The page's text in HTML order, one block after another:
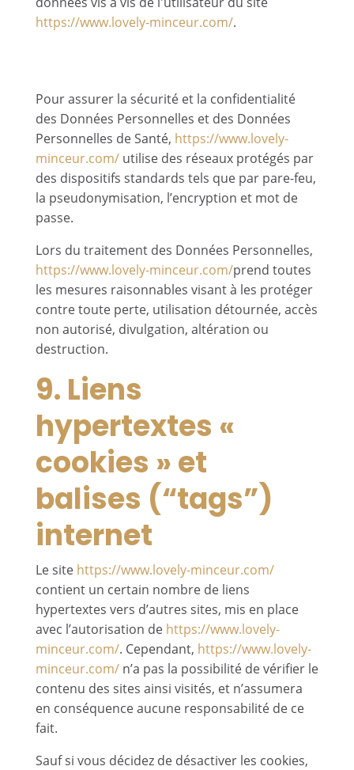
https://www.lovely-minceur.com/.
Pour assurer la sécurité et la confidentialité
des Données Personnelles et des Données
Personnelles de Santé, https://www.lovely-
minceur.com/ utilise des réseaux protégés par
des dispositifs standards tels que par pare-feu,
la pseudonymisation, l’encryption et mot de
passe.
Lors du traitement des Données Personnelles,
https://www.lovely-minceur.com/prend toutes
les mesures raisonnables visant à les protéger
contre toute perte, utilisation détournée, accès
non autorisé, divulgation, altération ou
destruction.
9. Liens
hypertextes «
cookies » et
balises (“tags”)
internet
Le site https://www.lovely-minceur.com/
contient un certain nombre de liens
hypertextes vers d’autres sites, mis en place
avec l’autorisation de https://www.lovely-
minceur.com/. Cependant, https://www.lovely-
minceur.com/ n’a pas la possibilité de vérifier le
contenu des sites ainsi visités, et n’assumera
en conséquence aucune responsabilité de ce
fait.
Sauf si vous décidez de désactiver les cookies,